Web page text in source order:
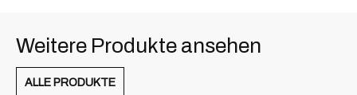
Weitere Produkte ansehen
ALLE PRODUKTE